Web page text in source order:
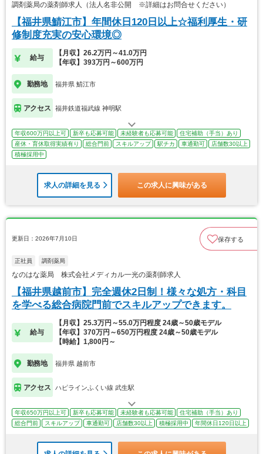
調剤薬局の薬剤師求人（法人名非公開 ※詳細はお問合せください）
【福井県鯖江市】年間休日120日以上☆福利厚生・研
修制度充実の安心環境◎
給与
【月収】26.2万円～41.0万円
【年収】393万円～600万円
勤務地 福井県 鯖江市
アクセス 福井鉄道福武線 神明駅
年収600万円以上可 新卒も応募可能 未経験者も応募可能
住宅補助（手当）あり
産休・育休取得実績有り
総合門前 スキルアップ 駅チカ 車通勤可
店舗数30以上
積極採用中
求人の詳細を見る この求人に興味がある
更新日：2026年7月10日 保存する
正社員 調剤薬局
なのはな薬局 株式会社メディカル一光の薬剤師求人
【福井県越前市】完全週休2日制！様々な処方・科目
を学べる総合病院門前でスキルアップできます。
給与
【月収】25.3万円～55.0万円程度 24歳～50歳モデル
【年収】370万円～650万円程度 24歳～50歳モデル
【時給】1,800円～
勤務地 福井県 越前市
アクセス ハピラインふくい線 武生駅
年収650万円以上可 新卒も応募可能 未経験者も応募可能
住宅補助（手当）あり
総合門前
スキルアップ 車通勤可 店舗数30以上 積極採用中 年間休日120日以上